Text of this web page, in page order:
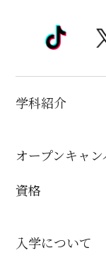
学科紹介
オープンキャン
資格
入学について